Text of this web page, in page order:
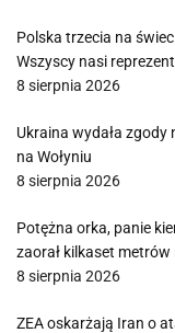
Polska trzecia na
Wszyscy nasi
8 sierpnia 2026
Ukraina wydała zgody
na Wołyniu
8 sierpnia 2026
Potężna orka, panie
zaorał kilkaset metrów
8 sierpnia 2026
ZEA oskarżają Iran o